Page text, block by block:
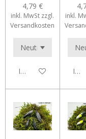
4,79 €
inkl. MwSt zzgl.
Versandkosten
In den Warenkorb
inkl.
In